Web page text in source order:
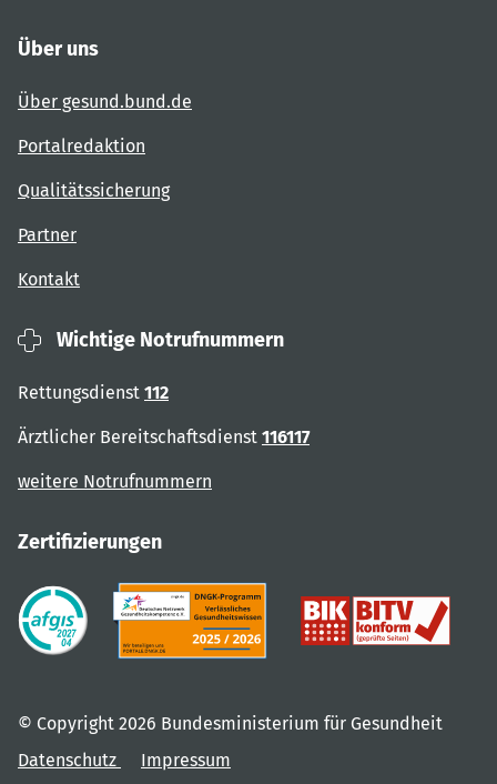
Über uns
Über gesund.bund.de
Portalredaktion
Qualitätssicherung
Partner
Kontakt
Wichtige Notrufnummern
Rettungsdienst 112
Ärztlicher Bereitschaftsdienst 116117
weitere Notrufnummern
Zertifizierungen
© Copyright 2026 Bundesministerium für Gesundheit
Datenschutz
Impressum